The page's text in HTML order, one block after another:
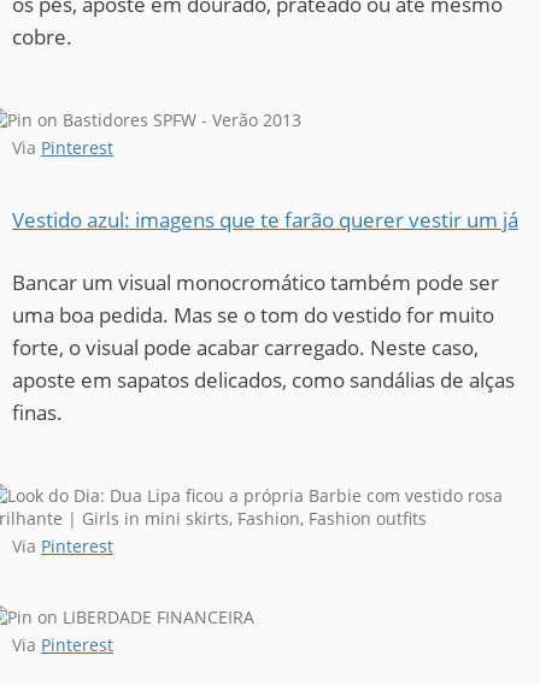
cobre.
Via Pinterest
Vestido azul: imagens que te farão querer vestir um já
Bancar um visual monocromático também pode ser
uma boa pedida. Mas se o tom do vestido for muito
forte, o visual pode acabar carregado. Neste caso,
aposte em sapatos delicados, como sandálias de alças
finas.
Via Pinterest
Via Pinterest